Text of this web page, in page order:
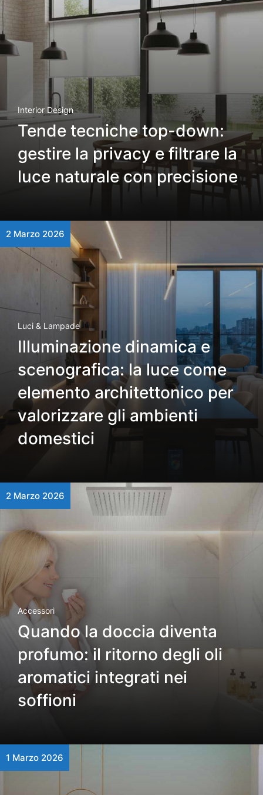
Interior Design
Tende tecniche top-down:
gestire la privacy e filtrare la
luce naturale con precisione
2 Marzo 2026
Luci & Lampade
Illuminazione dinamica e
scenografica: la luce come
elemento architettonico per
valorizzare gli ambienti
domestici
2 Marzo 2026
Accessori
Quando la doccia diventa
profumo: il ritorno degli oli
aromatici integrati nei
soffioni
1 Marzo 2026